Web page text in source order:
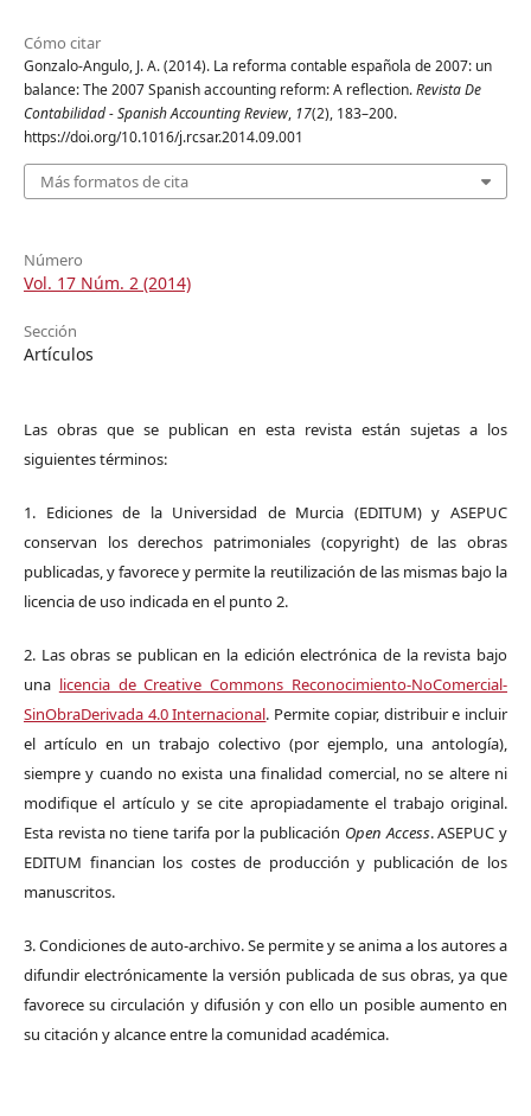
Cómo citar
Gonzalo-Angulo, J. A. (2014). La reforma contable española de 2007: un
balance: The 2007 Spanish accounting reform: A reflection.Revista De
Contabilidad - Spanish Accounting Review, 17(2), 183–200.
https://doi.org/10.1016/j.rcsar.2014.09.001
Más formatos de cita
Número
Vol. 17 Núm. 2 (2014)
Sección
Artículos
Las obras que se publican en esta revista están sujetas a los
siguientes términos:
1. Ediciones de la Universidad de Murcia (EDITUM) y ASEPUC
conservan los derechos patrimoniales (copyright) de las obras
publicadas, y favorece y permite la reutilización de las mismas bajo la
licencia de uso indicada en el punto 2.
2. Las obras se publican en la edición electrónica de la revista bajo
una licencia de Creative Commons Reconocimiento-NoComercial-
SinObraDerivada 4.0 Internacional. Permite copiar, distribuir e incluir
el artículo en un trabajo colectivo (por ejemplo, una antología),
siempre y cuando no exista una finalidad comercial, no se altere ni
modifique el artículo y se cite apropiadamente el trabajo original.
Esta revista no tiene tarifa por la publicación Open Access. ASEPUC y
EDITUM financian los costes de producción y publicación de los
manuscritos.
3. Condiciones de auto-archivo. Se permite y se anima a los autores a
difundir electrónicamente la versión publicada de sus obras, ya que
favorece su circulación y difusión y con ello un posible aumento en
su citación y alcance entre la comunidad académica.